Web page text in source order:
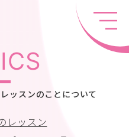
ッスンのことについて
レッスン